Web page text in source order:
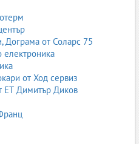
Дограма от Соларс 75
от Ход сервиз
ЕТ Димитър Диков